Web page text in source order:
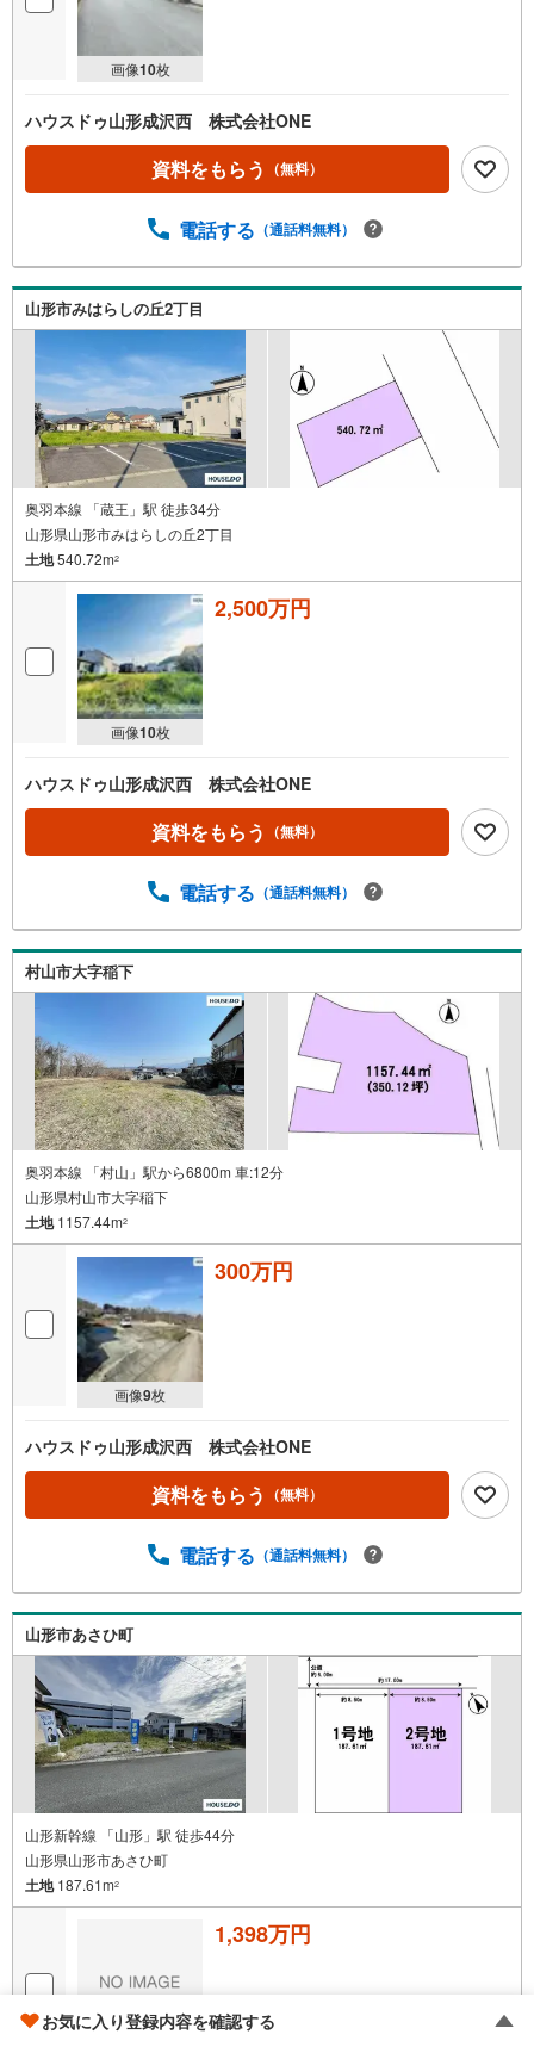
画像10枚
ハウスドゥ山形成沢西 株式会社ONE
資料をもらう （無料）
電話する （通話料無料）
山形市みはらしの丘2丁目
奥羽本線 「蔵王」駅 徒歩34分
山形県山形市みはらしの丘2丁目
土地540.72m2
画像10枚
2,500万円
ハウスドゥ山形成沢西 株式会社ONE
資料をもらう （無料）
電話する （通話料無料）
村山市大字稲下
奥羽本線 「村山」駅から6800m 車:12分
山形県村山市大字稲下
土地1157.44m2
画像9枚
300万円
ハウスドゥ山形成沢西 株式会社ONE
資料をもらう （無料）
電話する （通話料無料）
山形市あさひ町
山形新幹線 「山形」駅 徒歩44分
山形県山形市あさひ町
土地187.61m2
1,398万円
お気に入り登録内容を確認する